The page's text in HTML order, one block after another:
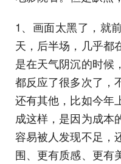
1、画面太黑了，就
天，后半场，几乎都
是在天气阴沉的时候
都反应了很多次了，
还有其他，比如今年
成这样，是因为成本
容易被人发现不足，
围、更有质感、更有